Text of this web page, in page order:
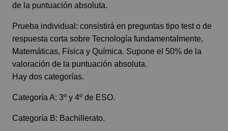
de la puntuación absoluta.
Prueba individual: consistirá en preguntas tipo test o de
respuesta corta sobre Tecnología fundamentalmente,
Matemáticas, Física y Química. Supone el 50% de la
valoración de la puntuación absoluta.
Hay dos categorías.
Categoría A: 3º y 4º de ESO.
Categoría B: Bachillerato.